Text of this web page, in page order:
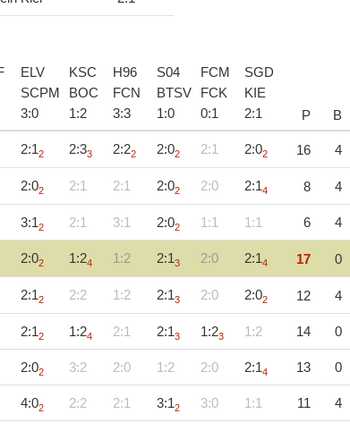
ELV
SCPM
3:0
KSC
BOC
1:2
H96
FCN
3:3
S04
BTSV
1:0
FCM
FCK
0:1
SGD
KIE
2:1 P B
2:12 2:33 2:22 2:02 2:1 2:02 16 4
2:02 2:1 2:1 2:02 2:0 2:14 8 4
3:12 2:1 3:1 2:02 1:1 1:1 6 4
2:02 1:24 1:2 2:13 2:0 2:14 17 0
2:12 2:2 1:2 2:13 2:0 2:02 12 4
2:12 1:24 2:1 2:13 1:23 1:2 14 0
2:02 3:2 2:0 1:2 2:0 2:14 13 0
4:02 2:2 2:1 3:12 3:0 1:1 11 4